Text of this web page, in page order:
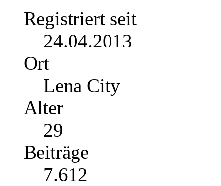
Registriert seit
24.04.2013
Ort
Lena City
Alter
29
Beiträge
7.612